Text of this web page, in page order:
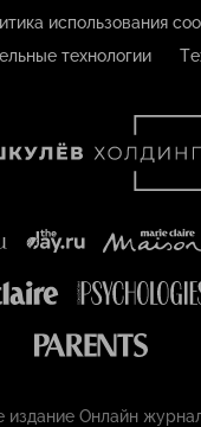
использования
технологии
издание Онлайн